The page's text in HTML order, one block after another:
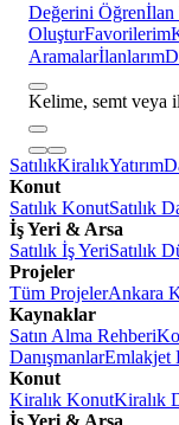
Değerini Öğrenİlan
OluşturFavorilerim
Aramalarİlanlarım
Kelime, semt veya
SatılıkKiralıkYatırım
Konut
Satılık KonutSatılık
İş Yeri & Arsa
Satılık İş YeriSatılık
Projeler
Tüm ProjelerAnkara
Kaynaklar
Satın Alma Rehberi
DanışmanlarEmlakjet
Konut
Kiralık KonutKiralık
İş Yeri & Arsa